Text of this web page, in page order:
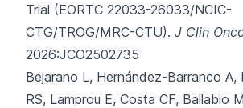
Trial (EORTC 22033-26033/NCIC-
CTG/TROG/MRC-CTU). J Clin
2026:JCO2502735
Bejarano L, Hernández-Barranco A,
RS, Lamprou E, Costa CF, Ballabio